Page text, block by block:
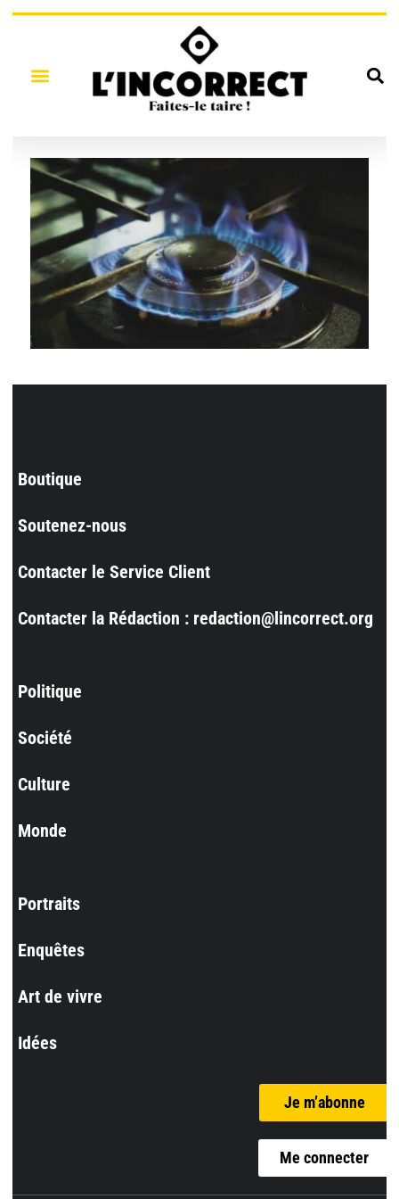
Boutique
Soutenez-nous
Contacter le Service Client
Contacter la Rédaction : redaction@lincorrect.org
Politique
Société
Culture
Monde
Portraits
Enquêtes
Art de vivre
Idées
Je m’abonne
Me connecter